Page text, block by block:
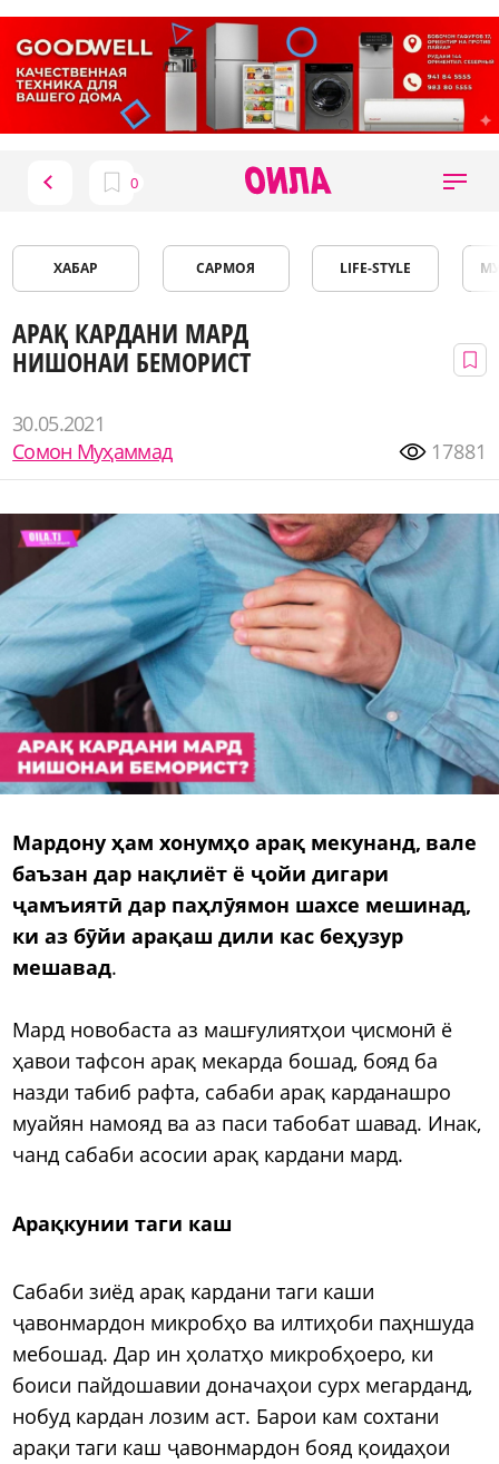
ХАБАР САРМОЯ LIFE-STYLE
АРАҚ КАРДАНИ МАРД
НИШОНАИ БЕМОРИСТ
30.05.2021
Сомон Муҳаммад
17881
Мардону ҳам хонумҳо арақ мекунанд, вале
баъзан дар нақлиёт ё ҷойи дигари
ҷамъиятӣ дар паҳлӯямон шахсе мешинад,
ки аз бӯйи арақаш дили кас беҳузур
мешавад.
Мард новобаста аз машғулиятҳои ҷисмонӣ ё
ҳавои тафсон арақ мекарда бошад, бояд ба
назди табиб рафта, сабаби арақ карданашро
муайян намояд ва аз паси табобат шавад. Инак,
чанд сабаби асосии арақ кардани мард.
Арақкунии таги каш
Сабаби зиёд арақ кардани таги каши
ҷавонмардон микробҳо ва илтиҳоби паҳншуда
мебошад. Дар ин ҳолатҳо микробҳоеро, ки
боиси пайдошавии доначаҳои сурх мегарданд,
нобуд кардан лозим аст. Барои кам сохтани
арақи таги каш ҷавонмардон бояд қоидаҳои